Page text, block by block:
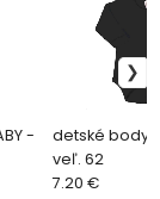
-
detské body
veľ. 62
7.20 €